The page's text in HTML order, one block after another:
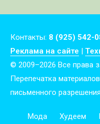
Контакты: 8 (925) 542-
Реклама на сайте |
© 2009–2026 Все права
Перепечатка
письменного
Мода Худеем